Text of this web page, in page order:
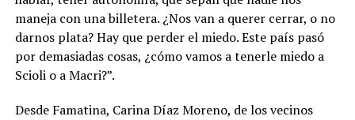
maneja con una billetera. ¿Nos van a querer cerrar, o no
darnos plata? Hay que perder el miedo. Este país pasó
por demasiadas cosas, ¿cómo vamos a tenerle miedo a
Scioli o a Macri?”.
Desde Famatina, Carina Díaz Moreno, de los vecinos